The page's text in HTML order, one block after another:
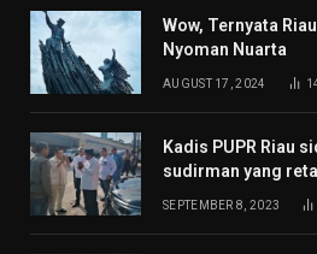
Wow, Ternyata
Nyoman Nuarta
AUGUST 17, 2024
Kadis PUPR Riau
sudirman yang
SEPTEMBER 8, 2023